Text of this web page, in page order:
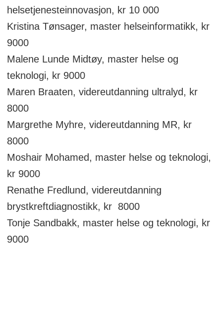
helsetjenesteinnovasjon, kr 10 000
Kristina Tønsager, master helseinformatikk, kr
9000
Malene Lunde Midtøy, master helse og
teknologi, kr 9000
Maren Braaten, videreutdanning ultralyd, kr
8000
Margrethe Myhre, videreutdanning MR, kr
8000
Moshair Mohamed, master helse og teknologi,
kr 9000
Renathe Fredlund, videreutdanning
brystkreftdiagnostikk, kr 8000
Tonje Sandbakk, master helse og teknologi, kr
9000